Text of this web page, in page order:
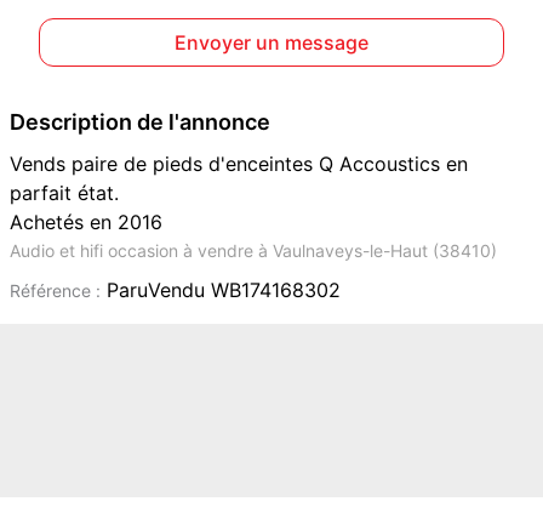
Envoyer un message
Description de l'annonce
Vends paire de pieds d'enceintes Q Accoustics en
parfait état.
Achetés en 2016
Audio et hifi occasion à vendre à Vaulnaveys-le-Haut (38410)
Référence : ParuVendu WB174168302